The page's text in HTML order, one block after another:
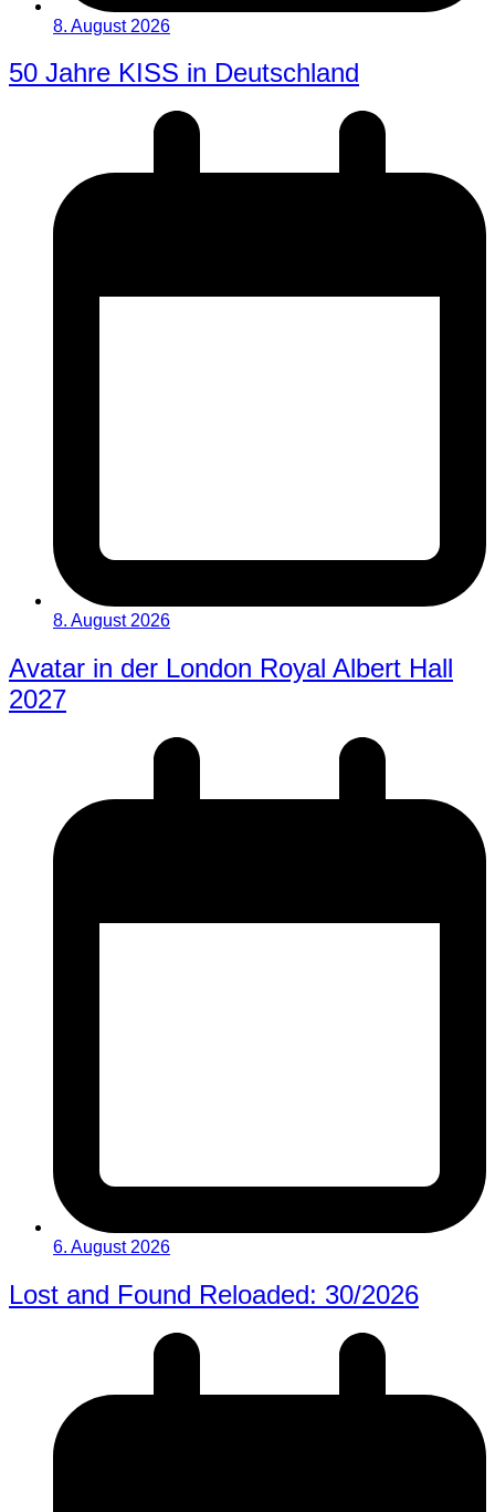
8. August 2026
50 Jahre KISS in Deutschland
8. August 2026
Avatar in der London Royal Albert Hall
2027
6. August 2026
Lost and Found Reloaded: 30/2026